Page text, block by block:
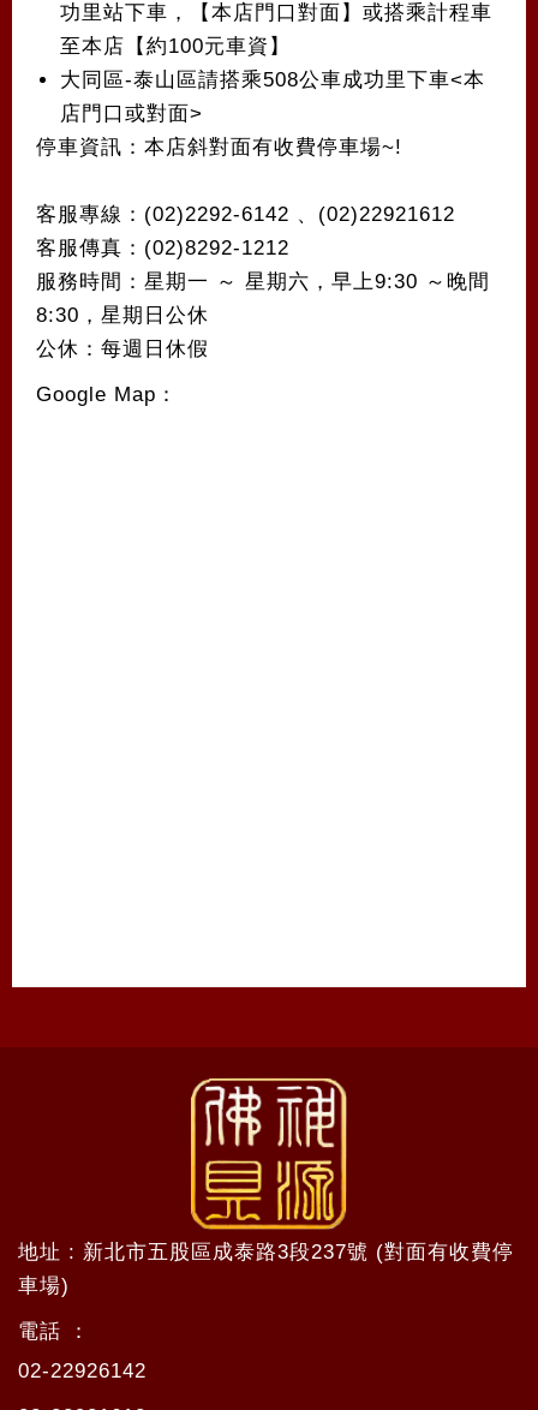
功里站下車，【本店門口對面】或搭乘計程車
至本店【約100元車資】
大同區-泰山區請搭乘508公車成功里下車<本
店門口或對面>
停車資訊：本店斜對面有收費停車場~!
客服專線：(02)2292-6142 、(02)22921612
客服傳真：(02)8292-1212
服務時間：星期一 ～ 星期六，早上9:30 ～晚間
8:30，星期日公休
公休：每週日休假
Google Map：
地址 : 新北市五股區成泰路3段237號 (對面有收費停
車場)
電話 ：
02-22926142